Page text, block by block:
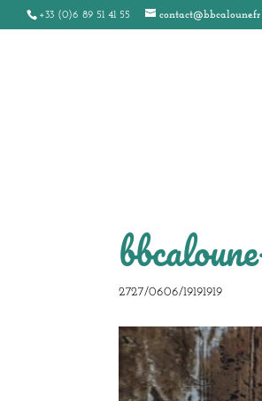
+33 (0)6 89 51 41 55 contact@bbcaloune.fr
2727/0606/19191919